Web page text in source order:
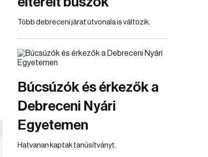
Több debreceni járat útvonala is változik.
Búcsúzók és érkezők a
Debreceni Nyári
Egyetemen
Hatvanan kaptak tanúsítványt.